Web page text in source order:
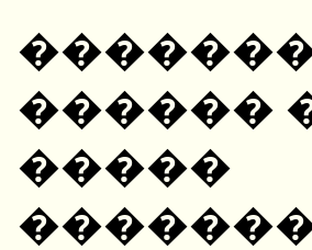
������
�����